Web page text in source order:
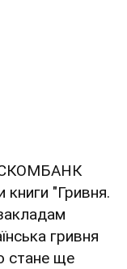
"Гривня.
гривня
стане ще